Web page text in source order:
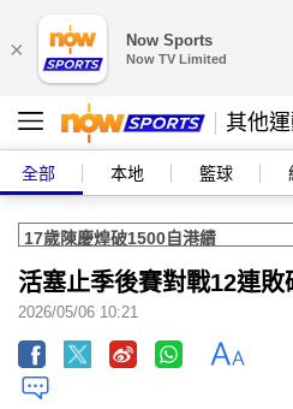
× Now Sports
Now TV Limited
其他
全部 本地 籃球
活塞止季後賽對戰12連敗
2026/05/06 10:21